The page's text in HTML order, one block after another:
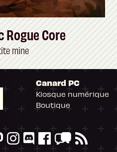
Rogue Core
mine
Canard PC
Kiosque numérique
Boutique